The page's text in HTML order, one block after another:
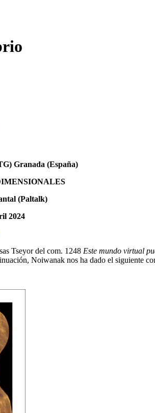
Granada (España)
(Paltalk)
2024
Tseyor del com. 1248 Este mundo virtual
Noiwanak nos ha dado el siguiente